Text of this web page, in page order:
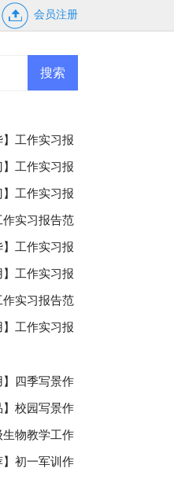
会员注册
】工作实习报
5篇
】工作实习报
8篇
】工作实习报
5篇
作实习报告范
】工作实习报
七篇
】工作实习报
五篇
作实习报告范
】工作实习报
】四季写景作
】校园写景作
生物教学工作
】初一军训作